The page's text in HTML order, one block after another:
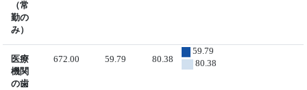
（常
勤の
み）
医療
機関
の歯
672.00 59.79 80.38
59.79
80.38